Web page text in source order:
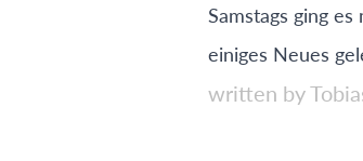
Samstags ging
einiges Neues
written by